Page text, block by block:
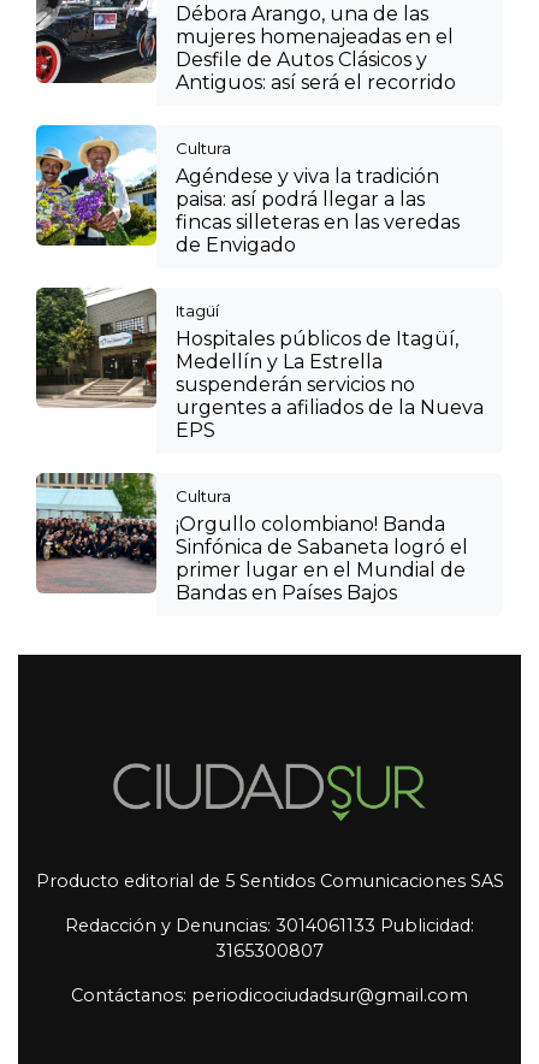
Débora Arango, una de las
mujeres homenajeadas en el
Desfile de Autos Clásicos y
Antiguos: así será el recorrido
Cultura
Agéndese y viva la tradición
paisa: así podrá llegar a las
fincas silleteras en las veredas
de Envigado
Itagüí
Hospitales públicos de Itagüí,
Medellín y La Estrella
suspenderán servicios no
urgentes a afiliados de la Nueva
EPS
Cultura
¡Orgullo colombiano! Banda
Sinfónica de Sabaneta logró el
primer lugar en el Mundial de
Bandas en Países Bajos
Producto editorial de 5 Sentidos Comunicaciones SAS
Redacción y Denuncias: 3014061133 Publicidad:
3165300807
Contáctanos: periodicociudadsur@gmail.com